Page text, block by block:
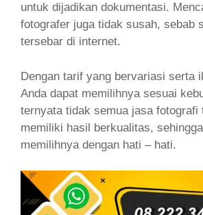
untuk dijadikan dokumentasi.
fotografer juga tidak susah, sebab
tersebar di internet.
Dengan tarif yang bervariasi serta
Anda dapat memilihnya sesuai
ternyata tidak semua jasa fotografi
memiliki hasil berkualitas,
memilihnya dengan hati – hati.